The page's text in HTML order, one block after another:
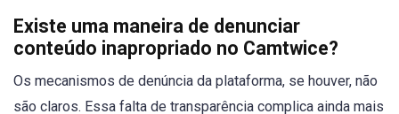
Existe uma maneira de denunciar
conteúdo inapropriado no Camtwice?
Os mecanismos de denúncia da plataforma, se houver, não
são claros. Essa falta de transparência complica ainda mais